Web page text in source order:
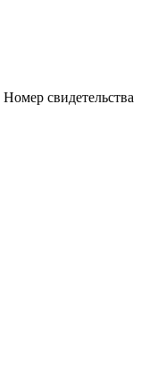
Номер свидетельства